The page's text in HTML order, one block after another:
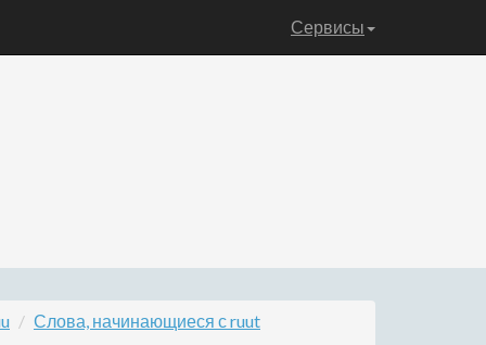
Сервисы
Слова, начинающиеся с ruut